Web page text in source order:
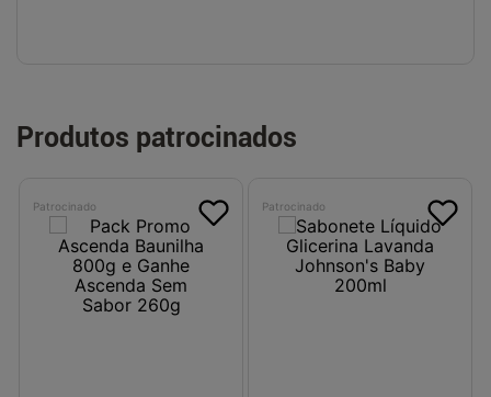
Produtos patrocinados
Patrocinado Patrocinado